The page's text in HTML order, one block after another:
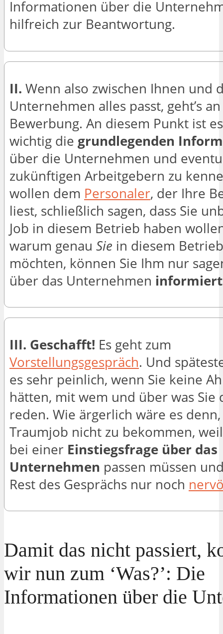
Informationen über die
hilfreich zur Beantwortung.
II. Wenn also zwischen Ihnen und
Unternehmen alles passt, geht’s
Bewerbung. An diesem Punkt ist
wichtig die grundlegenden
über die Unternehmen und
zukünftigen Arbeitgebern zu
wollen dem Personaler, der Ihre
liest, schließlich sagen, dass Sie
Job in diesem Betrieb haben
warum genau Sie in diesem
möchten, können Sie Ihm nur
über das Unternehmen informiert
III. Geschafft! Es geht zum
Vorstellungsgespräch. Und
es sehr peinlich, wenn Sie keine
hätten, mit wem und über was Sie
reden. Wie ärgerlich wäre es
Traumjob nicht zu bekommen,
bei einer Einstiegsfrage über das
Unternehmen passen müssen
Rest des Gesprächs nur noch
Damit das nicht passiert,
wir nun zum ‘Was?’: Die
Informationen über die